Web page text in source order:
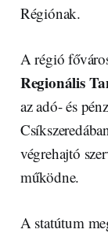
Régiónak.
A régió
Regionális
az adó- és
végrehajtó
működne.
A statútum